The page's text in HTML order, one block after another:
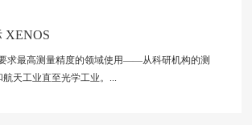
XENOS
求最高测量精度的领域使用——从科研机构的测
天工业直至光学工业。...